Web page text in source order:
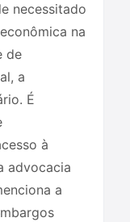
necessitado
na
de
a
É
à
advocacia
a